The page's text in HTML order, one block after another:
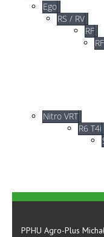
Ego
RS / RV
RF
Nitro VRT
R6 T4i
PPHU Agro-Plus